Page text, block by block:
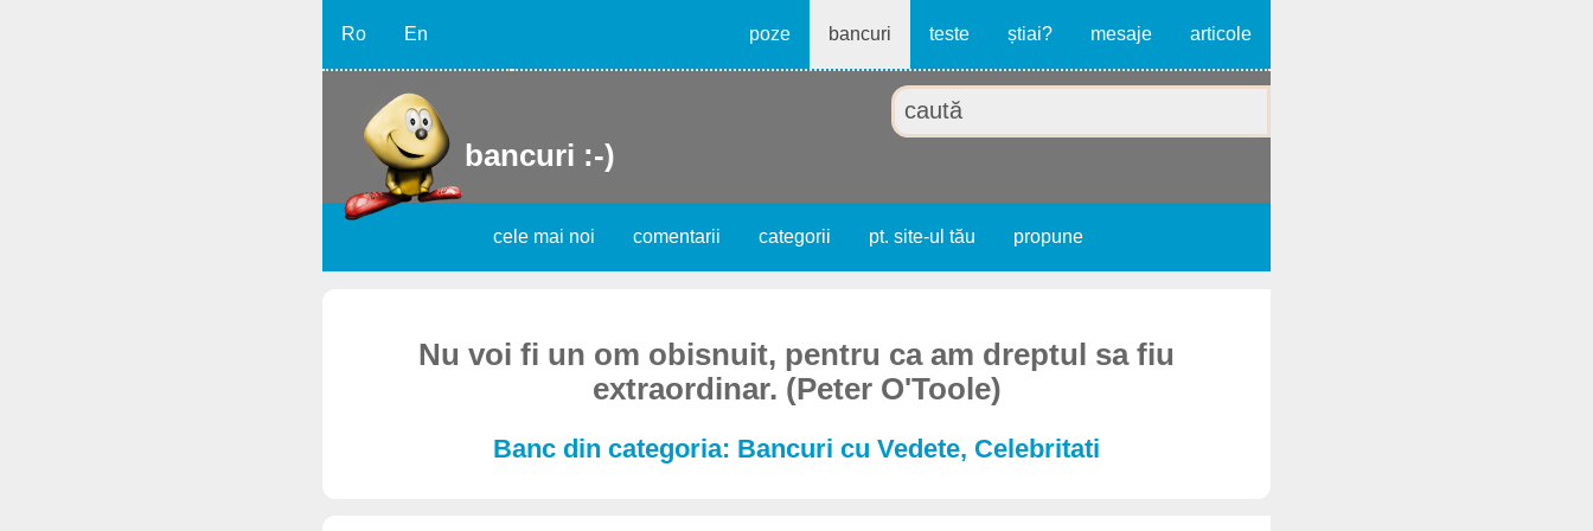
Ro En poze bancuri teste știai? mesaje articole
bancuri :-)
cele mai noi comentarii categorii pt. site-ul tău propune
Nu voi fi un om obisnuit, pentru ca am dreptul sa fiu
extraordinar. (Peter O'Toole)
Banc din categoria: Bancuri cu Vedete, Celebritati